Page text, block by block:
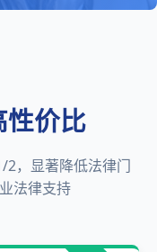
性价比
2，显著降低法律门
法律支持